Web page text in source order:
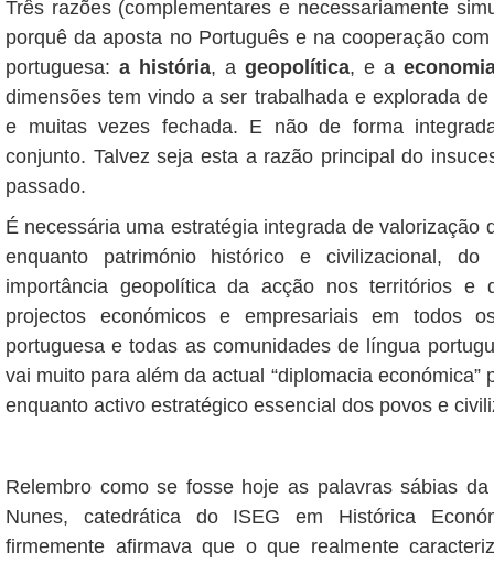
Três razões (complementares e necessariamente
porquê da aposta no Português e na cooperação
portuguesa: a história, a geopolítica, e a
dimensões tem vindo a ser trabalhada e explorada
e muitas vezes fechada. E não de forma
conjunto. Talvez seja esta a razão principal do
passado.
É necessária uma estratégia integrada de valorização
enquanto património histórico e civilizacional, do
importância geopolítica da acção nos territórios e
projectos económicos e empresariais em todos
portuguesa e todas as comunidades de língua
vai muito para além da actual “diplomacia económica”
enquanto activo estratégico essencial dos povos e
Relembro como se fosse hoje as palavras sábias da
Nunes, catedrática do ISEG em Histórica
firmemente afirmava que o que realmente